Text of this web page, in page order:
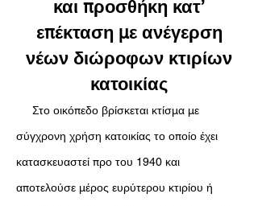
και προσθήκη κατ’
επέκταση με ανέγερση
νέων διώροφων κτιρίων
κατοικίας
Στο οικόπεδο βρίσκεται κτίσμα με
σύγχρονη χρήση κατοικίας το οποίο έχει
κατασκευαστεί προ του 1940 και
αποτελούσε μέρος ευρύτερου κτιρίου ή